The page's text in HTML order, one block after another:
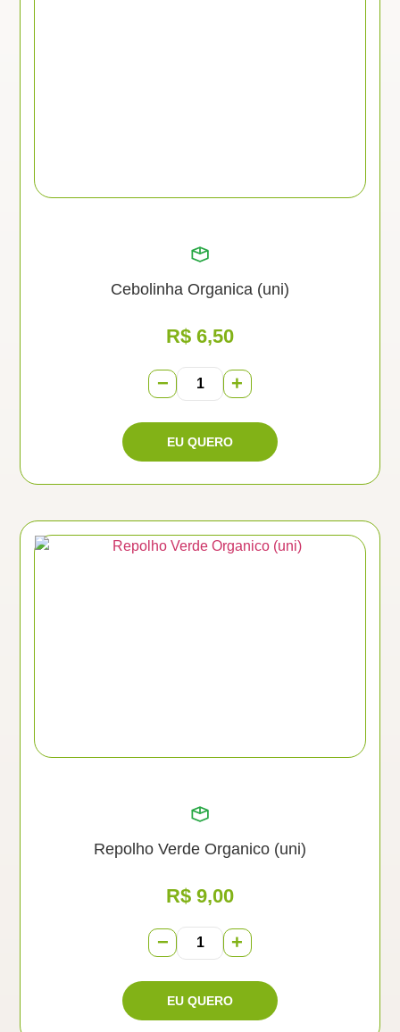
Cebolinha Organica (uni)
R$ 6,50
− +
Repolho Verde Organico (uni)
R$ 9,00
− +